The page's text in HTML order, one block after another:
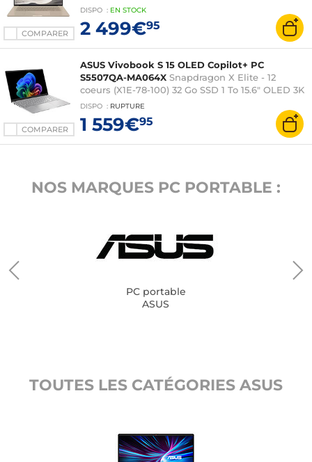
COMPARER
Wi-Fi 7/Bluetooth Webcam Windows 11 Famille
DISPO : EN STOCK
2 499€95
COMPARER
ASUS Vivobook S 15 OLED Copilot+ PC
S5507QA-MA064X Snapdragon X Elite - 12
coeurs (X1E-78-100) 32 Go SSD 1 To 15.6" OLED 3K
120 Hz Wi-Fi 7/Bluetooth Webcam Windows 11
Professionnel
DISPO : RUPTURE
1 559€95
NOS MARQUES PC PORTABLE :
PC portable
ASUS
TOUTES LES CATÉGORIES ASUS